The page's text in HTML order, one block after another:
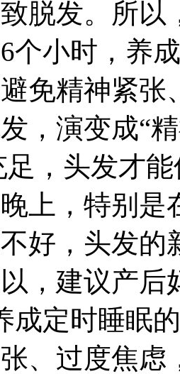
脱发。所以
个小时，养
免精神紧张
，演变成“
，头发才
上，特别是
好，头发的
，建议产后
成定时睡眠
、过度焦虑